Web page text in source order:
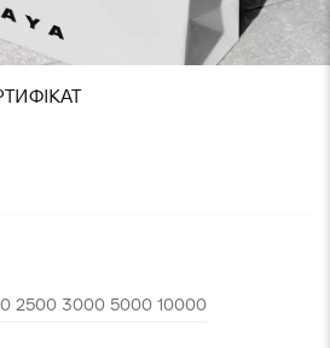
2500 3000 5000 10000